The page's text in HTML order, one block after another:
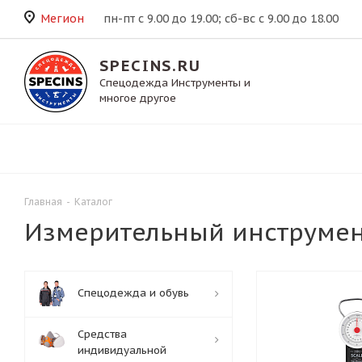
Мегион пн-пт с 9.00 до 19.00; сб-вс с 9.00 до 18.00
SPECINS.RU
Спецодежда Инструменты и
многое другое
Главная - Каталог
Измерительный
Спецодежда и обувь
Средства
индивидуальной